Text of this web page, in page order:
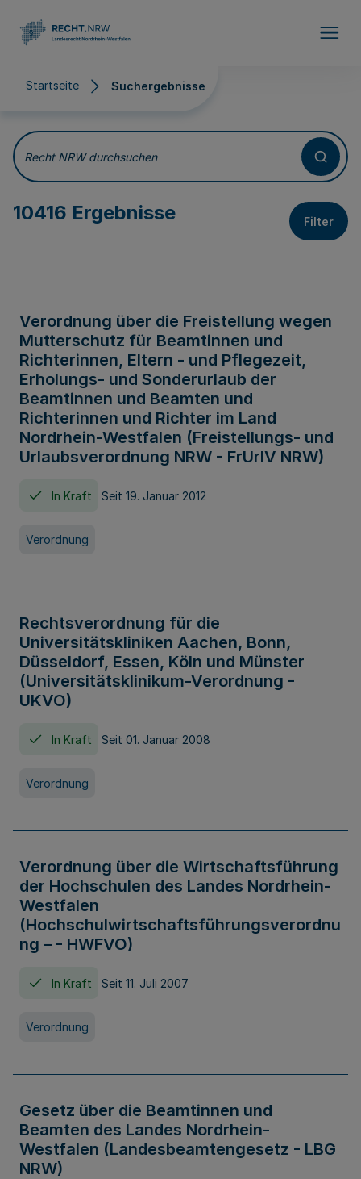
Startseite Suchergebnisse
Suchergebnisse
Recht NRW durchsuchen
10416 Ergebnisse Filter
Verordnung über die Freistellung wegen
Mutterschutz für Beamtinnen und
Richterinnen, Eltern - und Pflegezeit,
Erholungs- und Sonderurlaub der
Beamtinnen und Beamten und
Richterinnen und Richter im Land
Nordrhein-Westfalen (Freistellungs- und
Urlaubsverordnung NRW - FrUrlV NRW)
In Kraft Seit 19. Januar 2012
Verordnung
Rechtsverordnung für die
Universitätskliniken Aachen, Bonn,
Düsseldorf, Essen, Köln und Münster
(Universitätsklinikum-Verordnung -
UKVO)
In Kraft Seit 01. Januar 2008
Verordnung
Verordnung über die Wirtschaftsführung
der Hochschulen des Landes Nordrhein-
Westfalen
(Hochschulwirtschaftsführungsverordnu
ng – - HWFVO)
In Kraft Seit 11. Juli 2007
Verordnung
Gesetz über die Beamtinnen und
Beamten des Landes Nordrhein-
Westfalen (Landesbeamtengesetz - LBG
NRW)